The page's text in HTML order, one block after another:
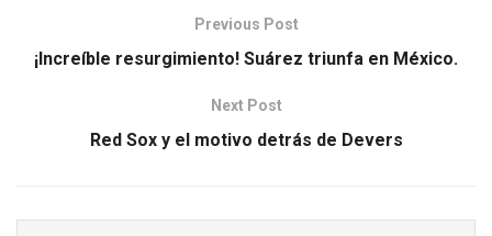
Previous Post
¡Increíble resurgimiento! Suárez triunfa en México.
Next Post
Red Sox y el motivo detrás de Devers